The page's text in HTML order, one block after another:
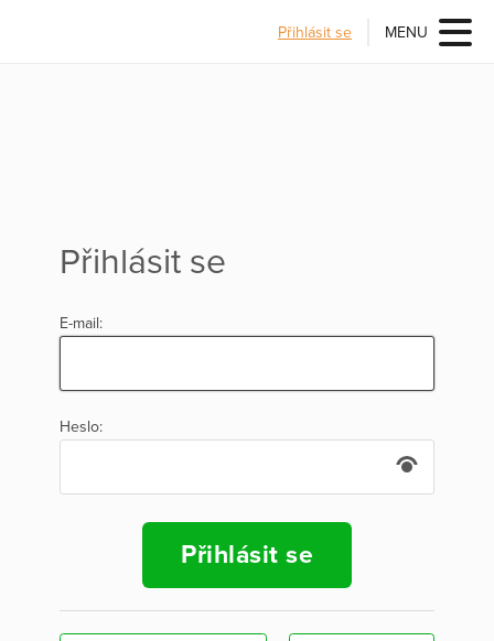
Přihlásit se MENU
Přihlásit se
E-mail:
Heslo:
Přihlásit se